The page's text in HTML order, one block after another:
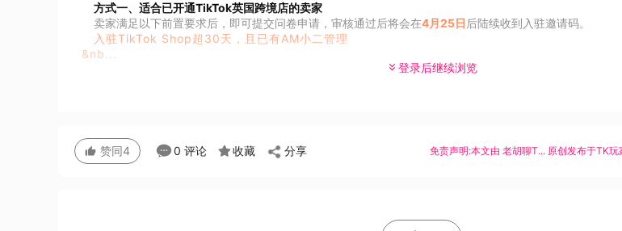
方式一、适合已开通TikTok英国跨境店的卖家
卖家满足以下前置要求后，即可提交问卷申请，审核通过后将会在4月25日 后陆续收到入驻邀请码。
入驻TikTok Shop超30天，且已有AM小二管理
&nb...
登录后继续浏览
赞同4 0 评论 收藏 分享 免责声明:本文由 老胡聊T... 原创发布于TK玩